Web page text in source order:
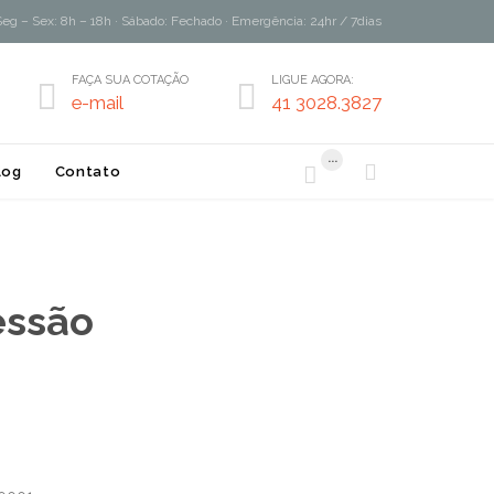
– Sex: 8h – 18h · Sábado: Fechado · Emergência: 24hr / 7dias
 FAÇA SUA COTAÇÃO
e-mail  LIGUE AGORA:
41 3028.3827
Contato 
...
